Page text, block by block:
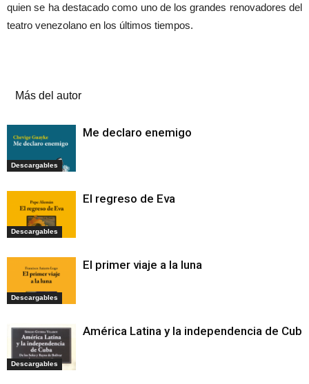
quien se ha destacado como uno de los grandes renovadores del
teatro venezolano en los últimos tiempos.
Más del autor
Descargables
Me declaro enemigo
Descargables
El regreso de Eva
Descargables
El primer viaje a la luna
Descargables
América Latina y la independencia de Cuba